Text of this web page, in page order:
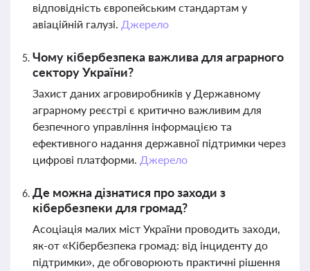
відповідність європейським стандартам у
авіаційній галузі. Джерело
Чому кібербезпека важлива для аграрного
сектору України?
Захист даних агровиробників у Державному
аграрному реєстрі є критично важливим для
безпечного управління інформацією та
ефективного надання державної підтримки через
цифрові платформи. Джерело
Де можна дізнатися про заходи з
кібербезпеки для громад?
Асоціація малих міст України проводить заходи,
як-от «Кібербезпека громад: від інциденту до
підтримки», де обговорюють практичні рішення